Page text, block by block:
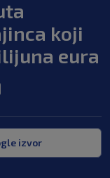
koji
eura
izvor